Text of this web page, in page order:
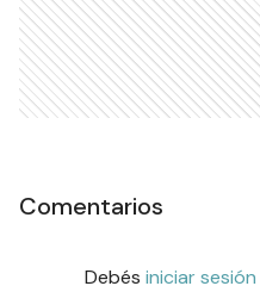
Comentarios
Debés iniciar sesión